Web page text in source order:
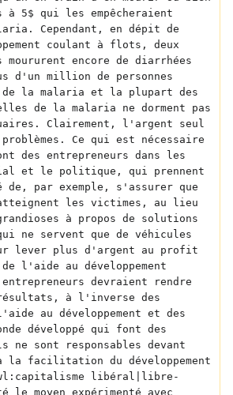
à 5$ qui les empêcheraient
Cependant, en dépit de
coulant à flots, deux
moururent encore de diarrhées
d'un million de personnes
de la malaria et la plupart des
de la malaria ne dorment pas
Clairement, l'argent seul
Ce qui est nécessaire
des entrepreneurs dans les
et le politique, qui prennent
par exemple, s'assurer que
atteignent les victimes, au lieu
à propos de solutions
ne servent que de véhicules
lever plus d'argent au profit
l'aide au développement
devraient rendre
à l'inverse des
au développement et des
développé qui font des
ne sont responsables devant
la facilitation du développement
libéral|libre-
moyen expérimenté avec